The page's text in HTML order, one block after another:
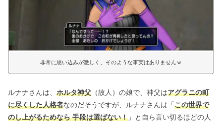
非常に思い込みが激しく、そのような事実はありませんｗ
ルナナさんは、 ホルタ神父 （故人）の娘で、神父はアグラニの町
に尽くした人格者なのだそうですが、ルナナさんは「この世界で
のし上がるためなら 手段は選ばない！ 」と自ら言い切るほどの人